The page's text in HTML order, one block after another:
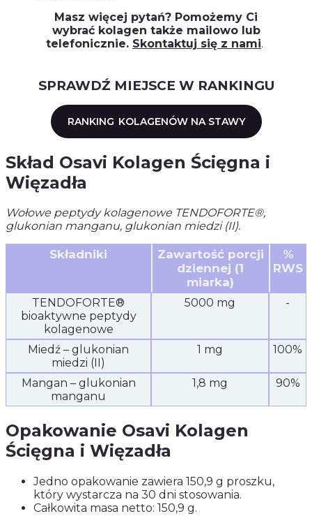
Masz więcej pytań? Pomożemy Ci
wybrać kolagen także mailowo lub
telefonicznie. Skontaktuj się z nami.
SPRAWDŹ MIEJSCE W RANKINGU
RANKING KOLAGENÓW NA STAWY
Skład Osavi Kolagen Ścięgna i
Więzadła
Wołowe peptydy kolagenowe TENDOFORTE®,
glukonian manganu, glukonian miedzi (II).
Składniki
Zawartość porcji
dziennej (1
miarka)
%
RWS
TENDOFORTE®
bioaktywne peptydy
kolagenowe
5000 mg -
Miedź – glukonian
miedzi (II)
1 mg 100%
Mangan – glukonian
manganu
1,8 mg 90%
Opakowanie Osavi Kolagen
Ścięgna i Więzadła
Jedno opakowanie zawiera 150,9 g proszku,
który wystarcza na 30 dni stosowania.
Całkowita masa netto: 150,9 g.